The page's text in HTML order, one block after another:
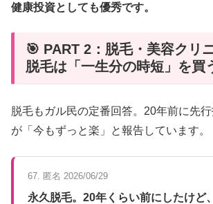
健康投資としても優秀です。
🎯 PART 2：脱毛・美容クリ
脱毛は「一生分の時短」を買
脱毛もガル民の定番回答。20年前に先
が「今もずっと楽」と報告しています。
67. 匿名 2026/06/29
永久脱毛。20年くらい前にしたけど